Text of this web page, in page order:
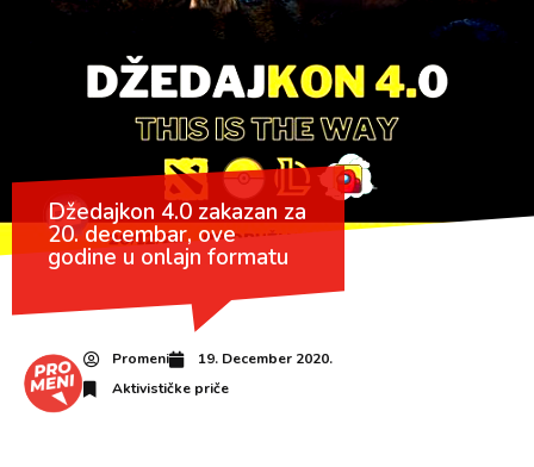
Džedajkon 4.0 zakazan za
20. decembar, ove
godine u onlajn formatu
Promeni
19. December 2020.
Aktivističke priče